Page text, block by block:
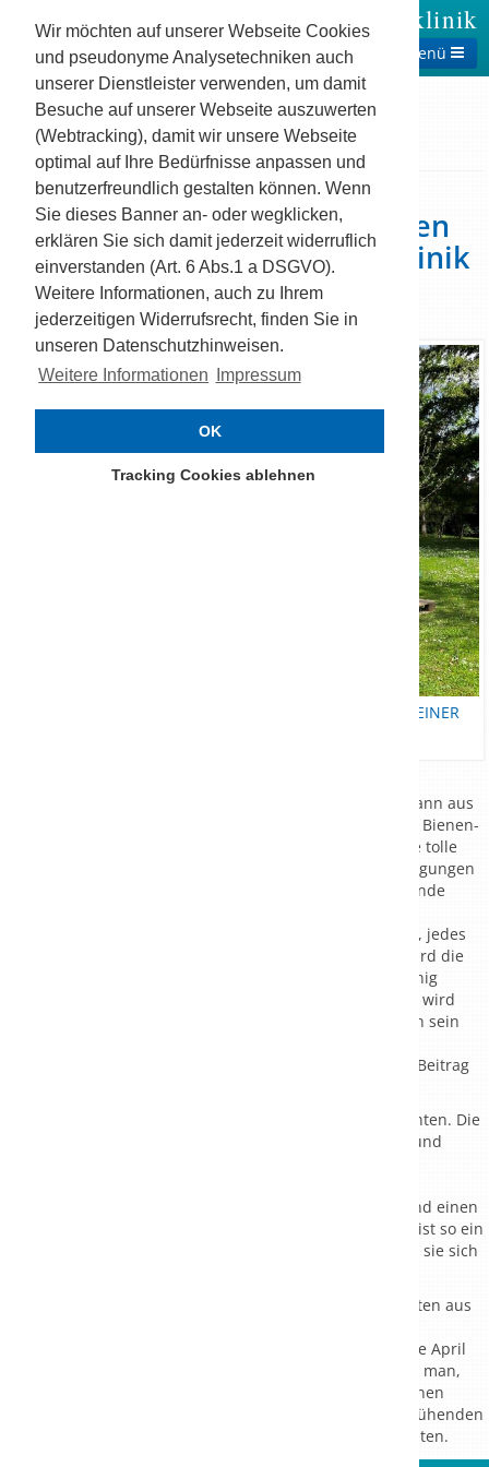
Wir möchten auf unserer Webseite Cookies
und pseudonyme Analysetechniken auch
unserer Dienstleister verwenden, um damit
Besuche auf unserer Webseite auszuwerten
(Webtracking), damit wir unsere Webseite
optimal auf Ihre Bedürfnisse anpassen und
benutzerfreundlich gestalten können. Wenn
Sie dieses Banner an- oder wegklicken,
erklären Sie sich damit jederzeit widerruflich
einverstanden (Art. 6 Abs.1 a DSGVO).
Weitere Informationen, auch zu Ihrem
jederzeitigen Widerrufsrecht, finden Sie in
unseren Datenschutzhinweisen.
Weitere Informationen
Impressum
OK
Tracking Cookies ablehnen
Theresienklinik
Menü
Startseite Aktuelles
Pressemitteilungen
250 Tausend fleißige Bienchen arbeiten für die Theresienklinik
250 Tausend fleißige Bienchen
arbeiten für die Theresienklinik
15. April 2025
NIKLAS ERDMANN BEI DER PFLEGE UND KONTROLLE SEINER
Als am Jahresanfang die Anfrage von Imker Niklas Erdmann aus
Freiburg kam, ob die Theresienklinik Interesse an einem Bienen-
Projekt habe, waren sich alle sofort einige, dass das eine tolle
Idee ist. In vielen Gesprächen wurden die Rahmenbedingungen
besprochen und ein geeigneter Platz auf dem Klinikgelände
Bienenvölker zogen auf das Gelände der Theresienklinik, jedes
Bienenvolk besteht aus ca. 50.000 Bienen. Schon bald wird die
Theresienklinik ihren Gästen eigenen „ökologischen“ Honig
anbieten, der im Umkreis der Theresienklinik gewonnen wird
und der dann auch in der Cafeteria käuflich zu erwerben sein
gemeinsam mit Niklas Erdmann einen weiteren kleinen Beitrag
Im Umgang mit den Bienenvölkern ist nicht viel zu beachten. Die
Bienen sind nicht angriffslustig, aber sehr wetterfühlig und
Interessierten keine hektischen Bewegungen machen und einen
Mindestabstand von 3m zu den Bienenstöcken wahren, ist so ein
Bienenvolk sehr friedliebend. Bienen stechen nur, wenn sie sich
Um allen Gästen, Bewohnern und auch allen Interessierten aus
Bienenstaat zu vermitteln bietet Niklas Erdmann ab Ende April
14tägig Vorträge in der Theresienklinik an. Dabei erfährt man,
warum es für uns alle so immens wichtig ist, diesen kleinen
Tierchen einen guten und gesunden Lebensraum mit blühenden
Obstwiesen und naturbelassene Blumenwiesen anzubieten.